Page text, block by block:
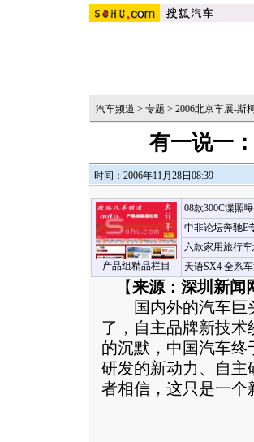
汽车频道 > 专题 > 2006北京车展-斯
有一说一
时间：2006年11月28日08:39
产品组精品栏目
08款300C谍照
中非论坛奔驰E
六款家用旅行
天语SX4 全系
【来源：深圳新闻
国内外的汽车巨头
了，自主品牌新技
的沉默，中国汽车
研发的新动力、自主
者相信，这只是一个